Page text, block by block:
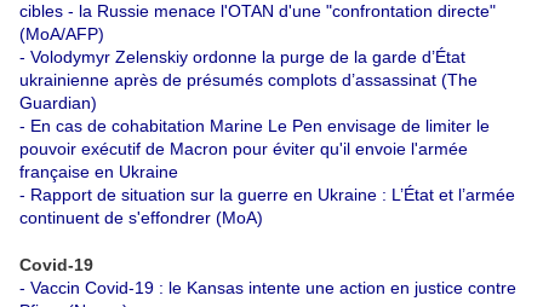
cibles - la Russie menace l'OTAN d'une "confrontation directe"
(MoA/AFP)
- Volodymyr Zelenskiy ordonne la purge de la garde d’État
ukrainienne après de présumés complots d’assassinat (The
Guardian)
- En cas de cohabitation Marine Le Pen envisage de limiter le
pouvoir exécutif de Macron pour éviter qu'il envoie l'armée
française en Ukraine
- Rapport de situation sur la guerre en Ukraine : L’État et l’armée
continuent de s'effondrer (MoA)
Covid-19
- Vaccin Covid-19 : le Kansas intente une action en justice contre